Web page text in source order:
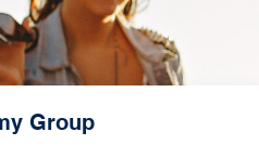
Group